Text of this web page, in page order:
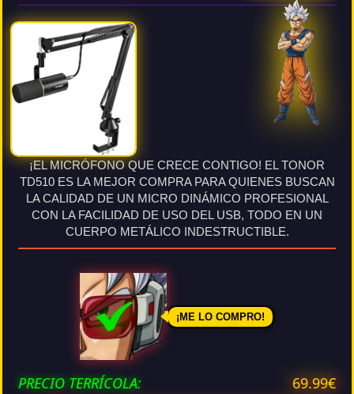
¡EL MICRÓFONO QUE CRECE CONTIGO! EL TONOR
TD510 ES LA MEJOR COMPRA PARA QUIENES BUSCAN
LA CALIDAD DE UN MICRO DINÁMICO PROFESIONAL
CON LA FACILIDAD DE USO DEL USB, TODO EN UN
CUERPO METÁLICO INDESTRUCTIBLE.
¡ME LO COMPRO!
PRECIO TERRÍCOLA: 69.99€